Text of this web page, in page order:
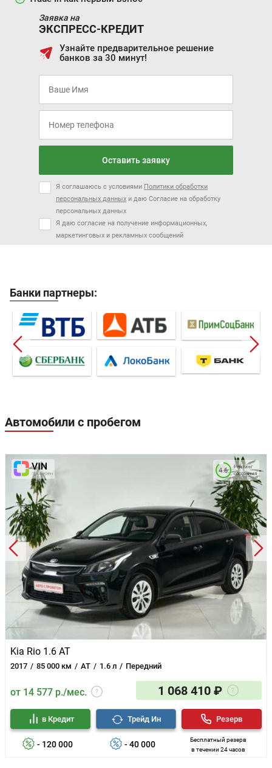
Заявка на
ЭКСПРЕСС-КРЕДИТ
Узнайте предварительное решение
банков за 30 минут!
Оставить заявку
Я соглашаюсь с условиями Политики обработки
персональных данных и даю Согласие на обработку
персональных данных
Я даю согласие на получение информационных,
маркетинговых и рекламных сообщений
Банки партнеры:
Автомобили с пробегом
Kia Rio 1.6 AT
2017 85 000 км AT 1.6 л Передний
Рейтинг
состояния
4.6
от 14 577 р./мес. 1 068 410 ₽
- 120 000
в Кредит
- 40 000
Трейд Ин
Бесплатный резерв
в течении 24 часов
Резерв